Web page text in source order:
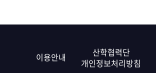
이용안내
산학협력단
개인정보처리방침